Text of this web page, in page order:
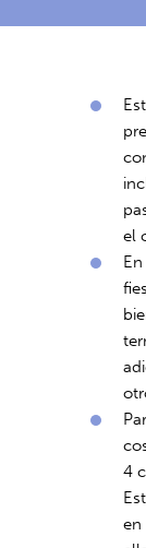
el
4
en